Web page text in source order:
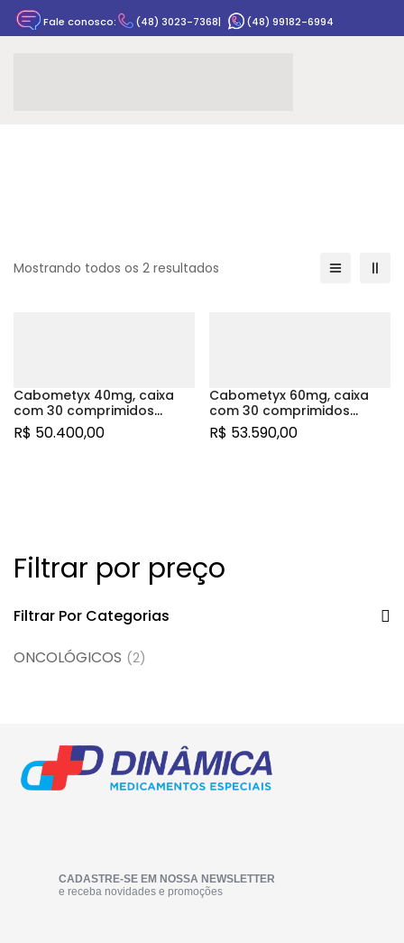
Fale conosco: (48) 3023-7368| (48) 99182-6994
Filtrar por preço
Filtrar Por Categorias
ONCOLÓGICOS (2)
Mostrando todos os 2 resultados
Cabometyx 40mg, caixa
com 30 comprimidos
revestidos
R$ 50.400,00
Cabometyx 60mg, caixa
com 30 comprimidos
revestidos
R$ 53.590,00
CADASTRE-SE EM NOSSA NEWSLETTER
e receba novidades e promoções